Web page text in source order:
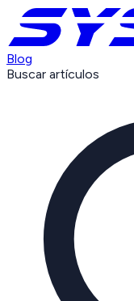
Blog
Buscar artículos